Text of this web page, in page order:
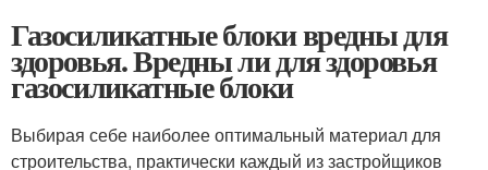
Газосиликатные блоки вредны для
здоровья. Вредны ли для здоровья
газосиликатные блоки
Выбирая себе наиболее оптимальный материал для
строительства, практически каждый из застройщиков